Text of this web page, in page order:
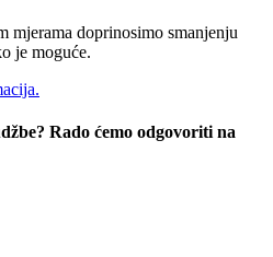
doprinosimo smanjenju
je moguće.
Rado ćemo odgovoriti na